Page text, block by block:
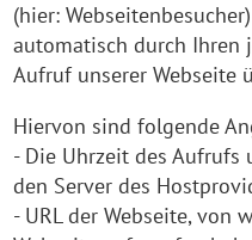
(hier:
automatisch durch Ihren
Aufruf unserer Webseite
Hiervon sind folgende
- Die Uhrzeit des Aufrufs
den Server des
- URL der Webseite, von